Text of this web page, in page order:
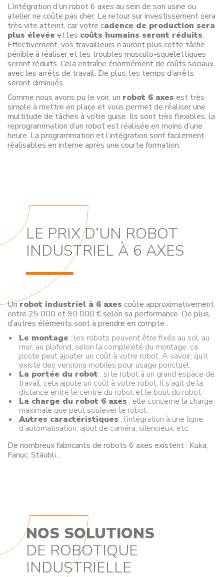
L’intégration d’un robot 6 axes au sein de son usine ou
atelier ne coûte pas cher. Le retour sur investissement sera
très vite atteint, car votre cadence de production sera
plus élevée et les coûts humains seront réduits.
Effectivement, vos travailleurs n’auront plus cette tâche
pénible à réaliser et les troubles musculo-squelettiques
seront réduits. Cela entraîne énormément de coûts sociaux
avec les arrêts de travail. De plus, les temps d’arrêts
seront diminués.
Comme nous avons pu le voir, un robot 6 axes est très
simple à mettre en place et vous permet de réaliser une
multitude de tâches à votre guise. Ils sont très flexibles, la
reprogrammation d’un robot est réalisée en moins d’une
heure. La programmation et l’intégration sont facilement
réalisables en interne après une courte formation.
LE PRIX D’UN ROBOT
INDUSTRIEL À 6 AXES
Unrobot industriel à 6 axes coûte approximativement
entre 25 000 et 90 000 € selon sa performance. De plus,
d’autres éléments sont à prendre en compte :
Le montage : les robots peuvent être fixés au sol, au
mur, au plafond, selon la complexité du montage, ce
poste peut ajouter un coût à votre robot. À savoir, qu’il
existe des versions mobiles pour usage ponctuel.
La portée du robot : si le robot à un grand espace de
travail, cela ajoute un coût à votre robot. Il s’agit de la
distance entre le centre du robot et le bout du robot
La charge du robot 6 axes : elle concerne la charge
maximale que peut soulever le robot.
Autres caractéristiques : l’intégration à une ligne
d’automatisation, ajout de caméra, silencieux, etc.
De nombreux fabricants de robots 6 axes existent : Kuka,
Fanuc, Stäubli…
NOS SOLUTIONS
DE ROBOTIQUE
INDUSTRIELLE